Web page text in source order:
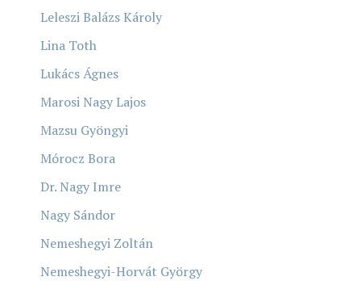
Leleszi Balázs Károly
Lina Toth
Lukács Ágnes
Marosi Nagy Lajos
Mazsu Gyöngyi
Mórocz Bora
Dr. Nagy Imre
Nagy Sándor
Nemeshegyi Zoltán
Nemeshegyi-Horvát György